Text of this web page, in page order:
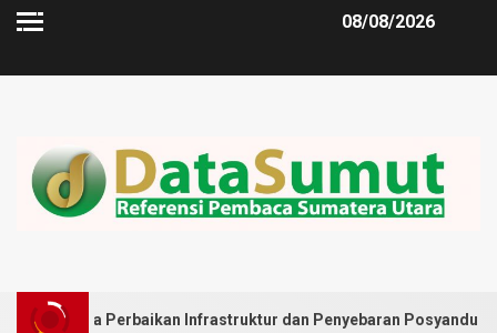
08/08/2026
Perbaikan Infrastruktur dan Penyebaran Posyandu